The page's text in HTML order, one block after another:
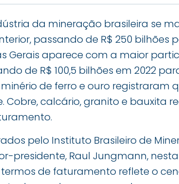
da mineração brasileira se
passando de R$ 250 bilhões
Gerais aparece com a maior
de R$ 100,5 bilhões em 2022
de ferro e ouro registraram
Cobre, calcário, granito e bauxita
pelo Instituto Brasileiro de
presidente, Raul Jungmann, nesta
de faturamento reflete o